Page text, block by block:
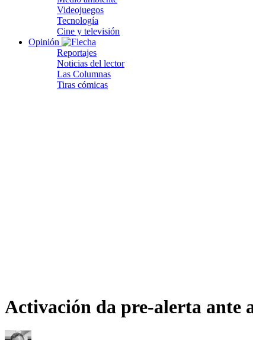
Videojuegos
Tecnología
Cine y televisión
Opinión
Reportajes
Noticias del lector
Las Columnas
Tiras cómicas
Activación da pre-alerta ante